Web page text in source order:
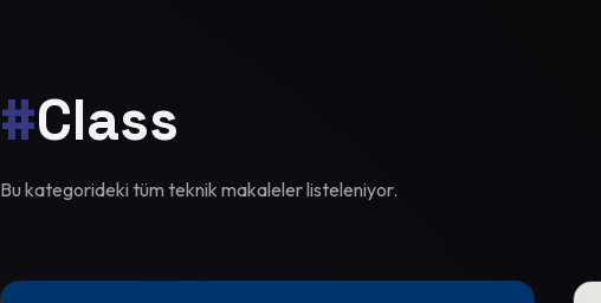
#Class
Bu kategorideki tüm teknik makaleler listeleniyor.